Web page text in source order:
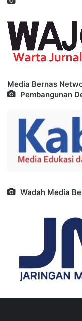
Media Bernas
Pembangunan
Wadah Media